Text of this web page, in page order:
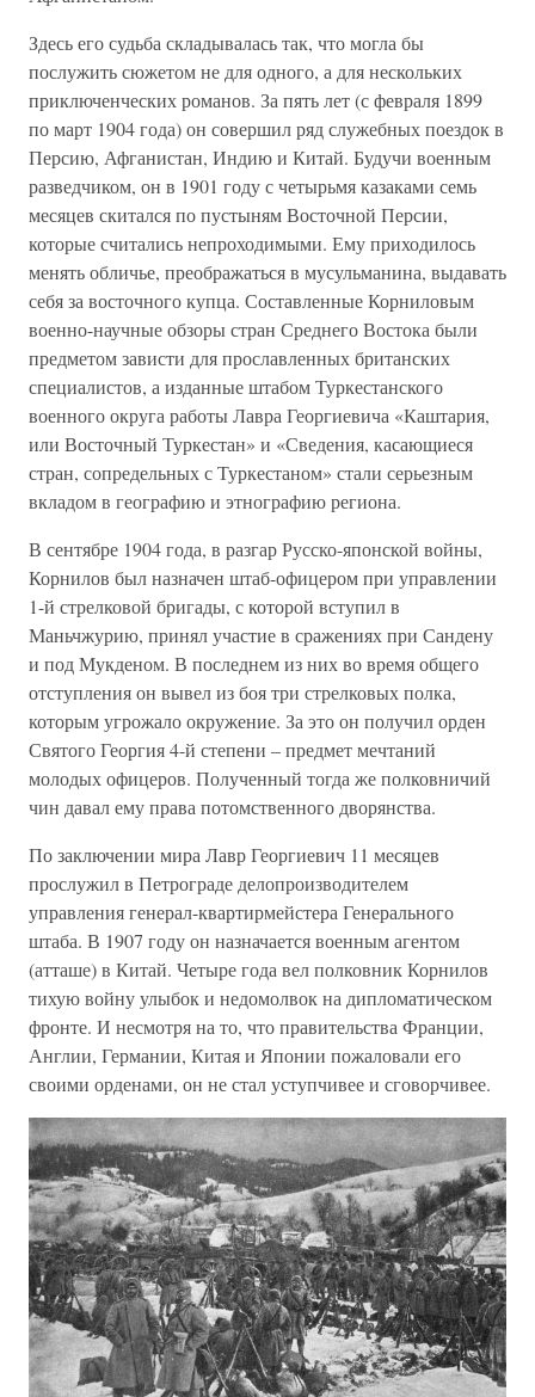
Здесь его судьба складывалась так, что могла бы
послужить сюжетом не для одного, а для нескольких
приключенческих романов. За пять лет (с февраля 1899
по март 1904 года) он совершил ряд служебных поездок в
Персию, Афганистан, Индию и Китай. Будучи военным
разведчиком, он в 1901 году с четырьмя казаками семь
месяцев скитался по пустыням Восточной Персии,
которые считались непроходимыми. Ему приходилось
менять обличье, преображаться в мусульманина, выдавать
себя за восточного купца. Составленные Корниловым
военно-научные обзоры стран Среднего Востока были
предметом зависти для прославленных британских
специалистов, а изданные штабом Туркестанского
военного округа работы Лавра Георгиевича «Каштария,
или Восточный Туркестан» и «Сведения, касающиеся
стран, сопредельных с Туркестаном» стали серьезным
вкладом в географию и этнографию региона.
В сентябре 1904 года, в разгар Русско-японской войны,
Корнилов был назначен штаб-офицером при управлении
1-й стрелковой бригады, с которой вступил в
Маньчжурию, принял участие в сражениях при Сандену
и под Мукденом. В последнем из них во время общего
отступления он вывел из боя три стрелковых полка,
которым угрожало окружение. За это он получил орден
Святого Георгия 4-й степени – предмет мечтаний
молодых офицеров. Полученный тогда же полковничий
чин давал ему права потомственного дворянства.
По заключении мира Лавр Георгиевич 11 месяцев
прослужил в Петрограде делопроизводителем
управления генерал-квартирмейстера Генерального
штаба. В 1907 году он назначается военным агентом
(атташе) в Китай. Четыре года вел полковник Корнилов
тихую войну улыбок и недомолвок на дипломатическом
фронте. И несмотря на то, что правительства Франции,
Англии, Германии, Китая и Японии пожаловали его
своими орденами, он не стал уступчивее и сговорчивее.